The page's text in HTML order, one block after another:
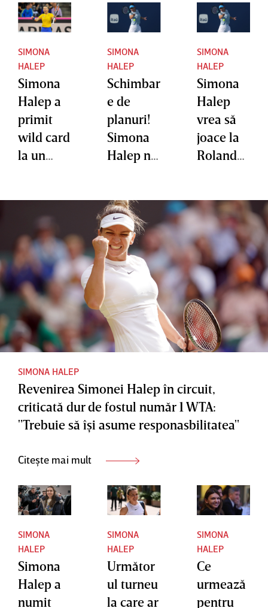
SIMONA
HALEP
Simona
Halep a
primit
wild card
la un
SIMONA
HALEP
Schimbar
e de
planuri!
Simona
Halep nu
la
turneul
la care a
primit
wild card
SIMONA
HALEP
Simona
Halep
vrea să
joace la
Roland
turneul
meu
preferat”.
Ce a spus
despre
noul său
antrenor
SIMONA HALEP
Revenirea Simonei Halep în circuit,
criticată dur de fostul număr 1 WTA:
"Trebuie să îşi asume responasbilitatea"
Citește mai mult
SIMONA
HALEP
Simona
Halep a
numit
SIMONA
HALEP
Următor
ul turneu
la care ar
SIMONA
HALEP
Ce
urmează
pentru